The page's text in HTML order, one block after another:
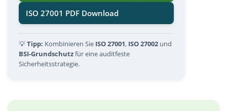
ISO 27001 PDF Download
💡Tipp: Kombinieren Sie ISO 27001, ISO 27002 und
BSI-Grundschutzfür eine auditfeste
Sicherheitsstrategie.